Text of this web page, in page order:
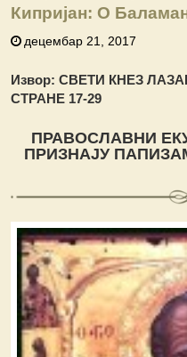
Кипријан: О
децембар 21, 2017
Извор:СВЕТИ КНЕЗ
СТРАНЕ 17-29
ПРАВОСЛАВНИ
ПРИЗНАЈУ